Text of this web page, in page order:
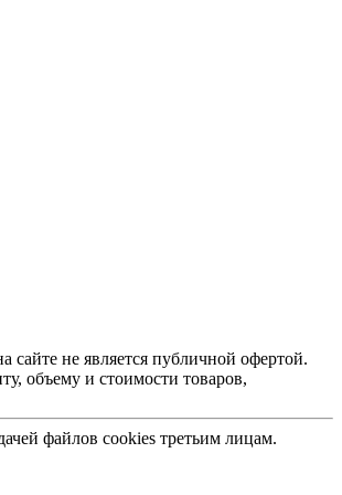
не является публичной офертой.
объему и стоимости товаров,
файлов cookies третьим лицам.